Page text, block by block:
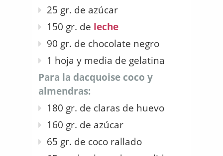
25 gr. de azúcar
150 gr. de leche
90 gr. de chocolate negro
1 hoja y media de gelatina
Para la dacquoise coco y
almendras:
180 gr. de claras de huevo
160 gr. de azúcar
65 gr. de coco rallado